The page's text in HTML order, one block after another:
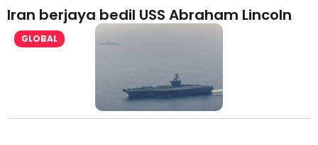
Iran berjaya bedil USS Abraham Lincoln
GLOBAL